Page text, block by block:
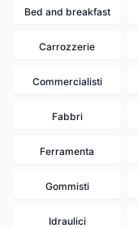
Bed and breakfast
Carrozzerie
Commercialisti
Fabbri
Ferramenta
Gommisti
Idraulici